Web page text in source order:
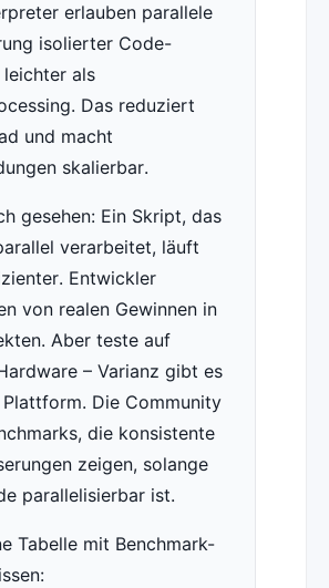
erlauben parallele
isolierter Code-
leichter als
Das reduziert
und macht
skalierbar.
gesehen: Ein Skript, das
verarbeitet, läuft
Entwickler
von realen Gewinnen in
Aber teste auf
– Varianz gibt es
Plattform. Die Community
die konsistente
zeigen, solange
parallelisierbar ist.
Tabelle mit Benchmark-